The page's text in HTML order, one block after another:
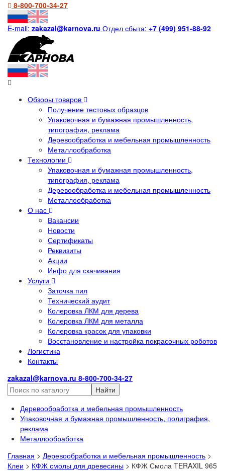
8-800-700-34-27
E-mail: zakazal@karnova.ru Отдел сбыта: +7 (499) 951-88-92
Обзоры товаров
Получение тестовых образцов
Упаковочная и бумажная промышленность,
типография, реклама
Деревообработка и мебельная промышленность
Металлообработка
Технологии
Упаковочная и бумажная промышленность,
типография, реклама
Деревообработка и мебельная промышленность
Металлообработка
О нас
Вакансии
Новости
Сертификаты
Реквизиты
Акции
Инфо для скачивания
Услуги
Заточка пил
Технический аудит
Колеровка ЛКМ для дерева
Колеровка ЛКМ для металла
Колеровка красок для упаковки
Восстановление и настройка покрасочных роботов
Логистика
Контакты
zakazal@karnova.ru 8-800-700-34-27
Найти
Деревообработка и мебельная промышленность
Упаковочная и бумажная промышленность, полиграфия,
реклама
Металлообработка
Главная > Деревообработка и мебельная промышленность >
Клеи > КФЖ смолы для древесины > КФЖ Смола TERAXIL 965